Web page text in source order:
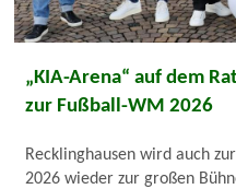
„KIA-Arena“ auf dem
zur Fußball-WM 2026
Recklinghausen wird auch
2026 wieder zur großen